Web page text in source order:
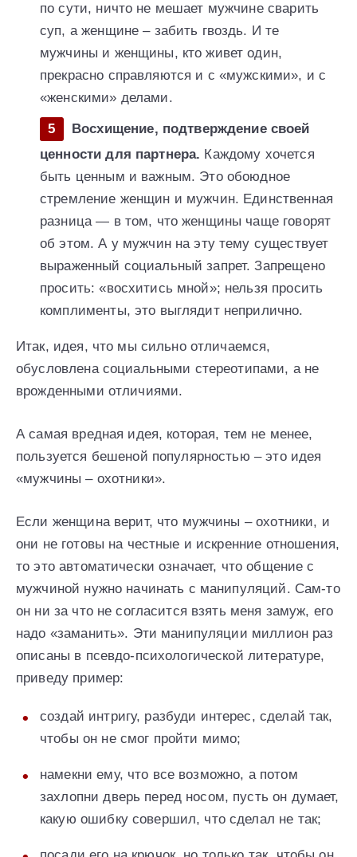
по сути, ничто не мешает мужчине сварить
суп, а женщине – забить гвоздь. И те
мужчины и женщины, кто живет один,
прекрасно справляются и с «мужскими», и с
«женскими» делами.
Восхищение, подтверждение своей
ценности для партнера. Каждому хочется
быть ценным и важным. Это обоюдное
стремление женщин и мужчин. Единственная
разница — в том, что женщины чаще говорят
об этом. А у мужчин на эту тему существует
выраженный социальный запрет. Запрещено
просить: «восхитись мной»; нельзя просить
комплименты, это выглядит неприлично.
Итак, идея, что мы сильно отличаемся,
обусловлена социальными стереотипами, а не
врожденными отличиями.
А самая вредная идея, которая, тем не менее,
пользуется бешеной популярностью – это идея
«мужчины – охотники».
Если женщина верит, что мужчины – охотники, и
они не готовы на честные и искренние отношения,
то это автоматически означает, что общение с
мужчиной нужно начинать с манипуляций. Сам-то
он ни за что не согласится взять меня замуж, его
надо «заманить». Эти манипуляции миллион раз
описаны в псевдо-психологической литературе,
приведу пример:
создай интригу, разбуди интерес, сделай так,
чтобы он не смог пройти мимо;
намекни ему, что все возможно, а потом
захлопни дверь перед носом, пусть он думает,
какую ошибку совершил, что сделал не так;